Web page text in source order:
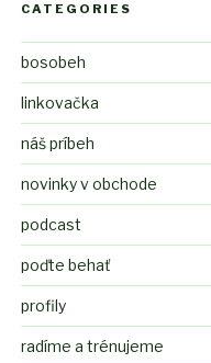
CATEGORIES
bosobeh
linkovačka
náš príbeh
novinky v obchode
podcast
poďte behať
profily
radíme a trénujeme